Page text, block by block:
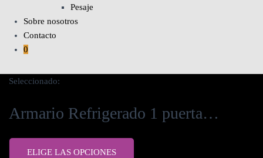
Pesaje
Sobre nosotros
Contacto
0
Seleccionado:
Armario Refrigerado 1 puerta…
ELIGE LAS OPCIONES